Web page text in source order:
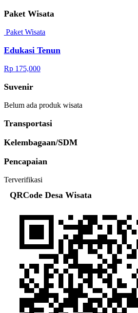
Paket Wisata
Paket Wisata
Edukasi Tenun
Rp 175,000
Suvenir
Belum ada produk wisata
Transportasi
Kelembagaan/SDM
Pencapaian
Terverifikasi
QRCode Desa Wisata